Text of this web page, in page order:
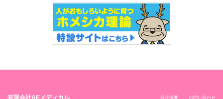
有限会社AEメディカル 会社概要 お問い合わせ